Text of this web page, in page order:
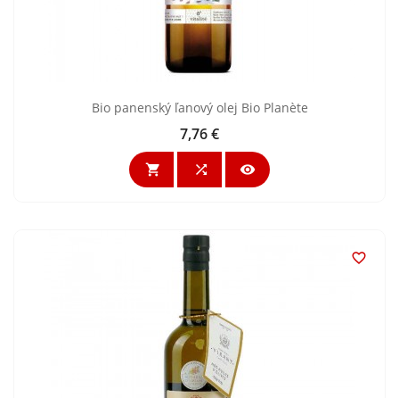
Bio panenský ľanový olej Bio Planète
Cena
7,76 €
  
